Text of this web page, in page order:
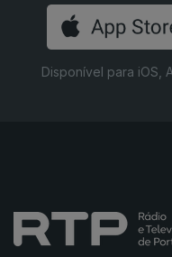
Disponível para iOS,